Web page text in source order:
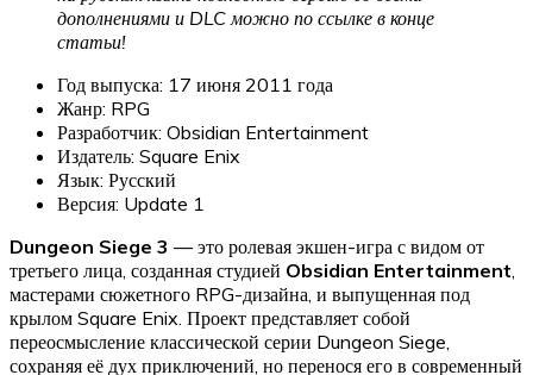
дополнениями и DLC можно по ссылке в конце
статьи!
Год выпуска: 17 июня 2011 года
Жанр: RPG
Разработчик: Obsidian Entertainment
Издатель: Square Enix
Язык: Русский
Версия: Update 1
Dungeon Siege 3 — это ролевая экшен-игра с видом от
третьего лица, созданная студией Obsidian Entertainment
мастерами сюжетного RPG-дизайна, и выпущенная под
крылом Square Enix. Проект представляет собой
переосмысление классической серии Dungeon Siege,
сохраняя её дух приключений, но перенося его в современный